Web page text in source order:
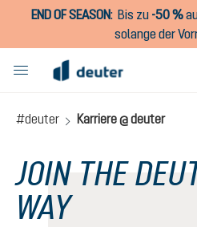
springen
END OF SEASON: Bis zu -50 %
solange der
#deuter Karriere @ deuter
JOIN THE
WAY